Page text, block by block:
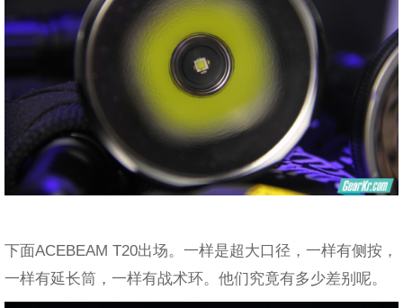
下面ACEBEAM T20出场。一样是超大口径，一样有侧按，
一样有延长筒，一样有战术环。他们究竟有多少差别呢。